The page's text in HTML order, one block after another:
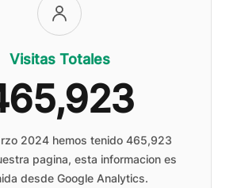
Visitas Totales
2024 hemos tenido 465,923
pagina, esta informacion es
desde Google Analytics.